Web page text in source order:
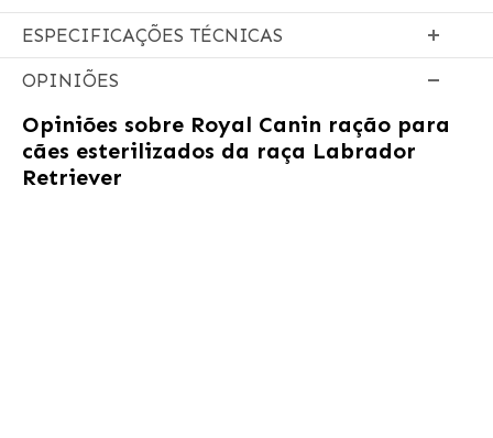
ESPECIFICAÇÕES TÉCNICAS
OPINIÕES
Opiniões sobre Royal Canin ração para
cães esterilizados da raça Labrador
Retriever